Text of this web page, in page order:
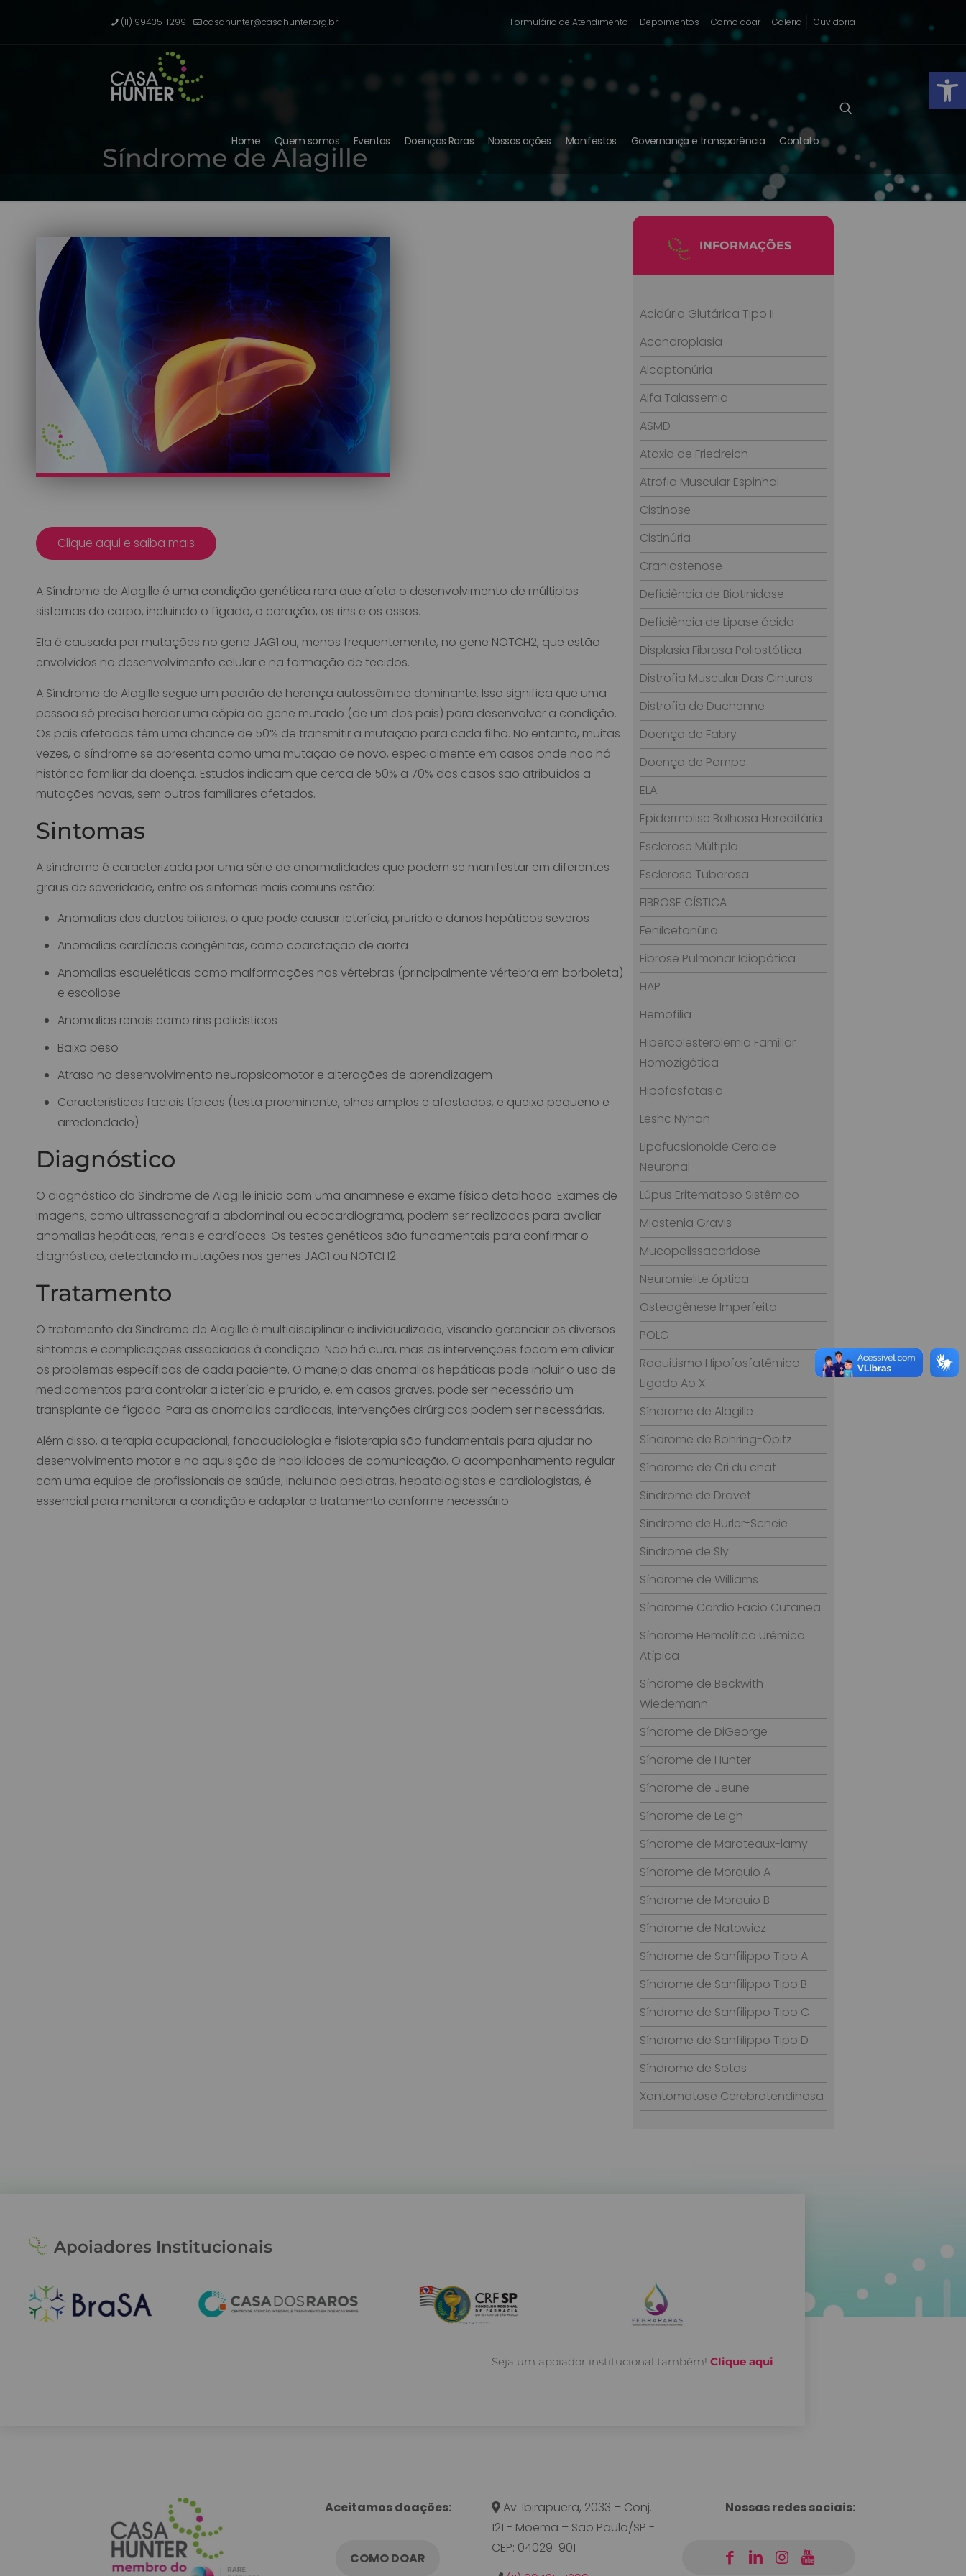
Abrir
(11) 99435-1299 casahunter@casahunter.org.br Formulário de Atendimento Depoimentos Como doar Galeria Ouvidoria
Home Quem somos Eventos Doenças Raras Nossas ações Manifestos Governança e transparência Contato
Síndrome de Alagille
Clique aqui e saiba mais
A Síndrome de Alagille é uma condição genética rara que afeta o desenvolvimento de múltiplos
sistemas do corpo, incluindo o fígado, o coração, os rins e os ossos.
Ela é causada por mutações no gene JAG1 ou, menos frequentemente, no gene NOTCH2, que estão
envolvidos no desenvolvimento celular e na formação de tecidos.
A Síndrome de Alagille segue um padrão de herança autossômica dominante. Isso significa que uma
pessoa só precisa herdar uma cópia do gene mutado (de um dos pais) para desenvolver a condição.
Os pais afetados têm uma chance de 50% de transmitir a mutação para cada filho. No entanto, muitas
vezes, a síndrome se apresenta como uma mutação de novo, especialmente em casos onde não há
histórico familiar da doença. Estudos indicam que cerca de 50% a 70% dos casos são atribuídos a
mutações novas, sem outros familiares afetados.
Sintomas
A síndrome é caracterizada por uma série de anormalidades que podem se manifestar em diferentes
graus de severidade, entre os sintomas mais comuns estão:
Anomalias dos ductos biliares, o que pode causar icterícia, prurido e danos hepáticos severos
Anomalias cardíacas congênitas, como coarctação de aorta
Anomalias esqueléticas como malformações nas vértebras (principalmente vértebra em borboleta)
e escoliose
Anomalias renais como rins policísticos
Baixo peso
Atraso no desenvolvimento neuropsicomotor e alterações de aprendizagem
Características faciais típicas (testa proeminente, olhos amplos e afastados, e queixo pequeno e
arredondado)
Diagnóstico
O diagnóstico da Síndrome de Alagille inicia com uma anamnese e exame físico detalhado. Exames de
imagens, como ultrassonografia abdominal ou ecocardiograma, podem ser realizados para avaliar
anomalias hepáticas, renais e cardíacas. Os testes genéticos são fundamentais para confirmar o
diagnóstico, detectando mutações nos genes JAG1 ou NOTCH2.
Tratamento
O tratamento da Síndrome de Alagille é multidisciplinar e individualizado, visando gerenciar os diversos
sintomas e complicações associados à condição. Não há cura, mas as intervenções focam em aliviar
os problemas específicos de cada paciente. O manejo das anomalias hepáticas pode incluir o uso de
medicamentos para controlar a icterícia e prurido, e, em casos graves, pode ser necessário um
transplante de fígado. Para as anomalias cardíacas, intervenções cirúrgicas podem ser necessárias.
Além disso, a terapia ocupacional, fonoaudiologia e fisioterapia são fundamentais para ajudar no
desenvolvimento motor e na aquisição de habilidades de comunicação. O acompanhamento regular
com uma equipe de profissionais de saúde, incluindo pediatras, hepatologistas e cardiologistas, é
essencial para monitorar a condição e adaptar o tratamento conforme necessário.
INFORMAÇÕES
Acidúria Glutárica Tipo II
Acondroplasia
Alcaptonúria
Alfa Talassemia
ASMD
Ataxia de Friedreich
Atrofia Muscular Espinhal
Cistinose
Cistinúria
Craniostenose
Deficiência de Biotinidase
Deficiência de Lipase ácida
Displasia Fibrosa Poliostótica
Distrofia Muscular Das Cinturas
Distrofia de Duchenne
Doença de Fabry
Doença de Pompe
ELA
Epidermolise Bolhosa Hereditária
Esclerose Múltipla
Esclerose Tuberosa
FIBROSE CÍSTICA
Fenilcetonúria
Fibrose Pulmonar Idiopática
HAP
Hemofilia
Hipercolesterolemia Familiar
Homozigótica
Hipofosfatasia
Leshc Nyhan
Lipofucsionoide Ceroide
Neuronal
Lúpus Eritematoso Sistêmico
Miastenia Gravis
Mucopolissacaridose
Neuromielite óptica
Osteogênese Imperfeita
POLG
Raquitismo Hipofosfatêmico
Ligado Ao X
Síndrome de Alagille
Síndrome de Bohring-Opitz
Síndrome de Cri du chat
Sindrome de Dravet
Sindrome de Hurler-Scheie
Sindrome de Sly
Síndrome de Williams
Síndrome Cardio Facio Cutanea
Síndrome Hemolítica Urêmica
Atípica
Síndrome de Beckwith
Wiedemann
Síndrome de DiGeorge
Síndrome de Hunter
Síndrome de Jeune
Síndrome de Leigh
Síndrome de Maroteaux-lamy
Síndrome de Morquio A
Síndrome de Morquio B
Síndrome de Natowicz
Síndrome de Sanfilippo Tipo A
Síndrome de Sanfilippo Tipo B
Síndrome de Sanfilippo Tipo C
Síndrome de Sanfilippo Tipo D
Síndrome de Sotos
Xantomatose Cerebrotendinosa
Apoiadores Institucionais
Seja um apoiador institucional também! Clique aqui
Aceitamos doações:
COMO DOAR
Av. Ibirapuera, 2033 – Conj.
121 - Moema – São Paulo/SP -
CEP: 04029-901
Nossas redes sociais: